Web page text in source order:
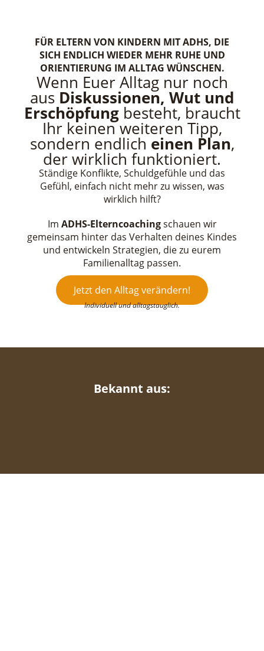
FÜR ELTERN VON KINDERN MIT ADHS, DIE
SICH ENDLICH WIEDER MEHR RUHE UND
ORIENTIERUNG IM ALLTAG WÜNSCHEN.
Wenn Euer Alltag nur noch
aus Diskussionen, Wut und
Erschöpfungbesteht, braucht
Ihr keinen weiteren Tipp,
sondern endlich einen Plan,
der wirklich funktioniert.
Ständige Konflikte, Schuldgefühle und das
Gefühl, einfach nicht mehr zu wissen, was
wirklich hilft?
Im ADHS-Elterncoachingschauen wir
gemeinsam hinter das Verhalten deines Kindes
und entwickeln Strategien, die zu eurem
Familienalltag passen.
Jetzt den Alltag verändern!
Individuell und alltagstauglich.
Bekannt aus: